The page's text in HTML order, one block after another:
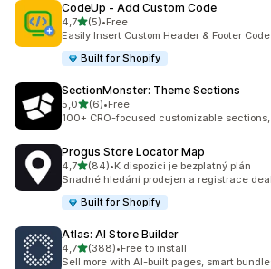
CodeUp ‑ Add Custom Code
4,7z 5 hvězd
(5)
Celkový počet recenzí: 5
•Free
Easily Insert Custom Header & Footer
Built for Shopify
SectionMonster: Theme Sections
5,0z 5 hvězd
(6)
Celkový počet recenzí: 6
•Free
100+ CRO-focused customizable
Progus Store Locator Map
4,7z 5 hvězd
(84)
Celkový počet recenzí: 84
•K dispozici je bezplatný plán
Snadné hledání prodejen a registrace
Built for Shopify
Atlas: AI Store Builder
4,7z 5 hvězd
(388)
Celkový počet recenzí: 388
•Free to install
Sell more with AI-built pages, smart